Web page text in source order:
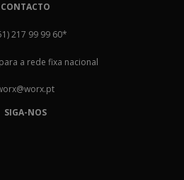
CONTACTO
217 99 99 60*
a rede fixa nacional
SIGA-NOS